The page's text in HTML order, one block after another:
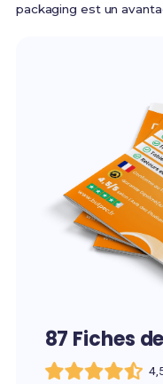
packaging est un
87 Fiches